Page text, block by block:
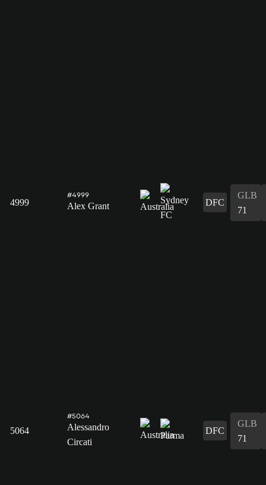
4999
#4999
Alex Grant DFC
GLB
71
5064
#5064
Alessandro
Circati
DFC
GLB
71